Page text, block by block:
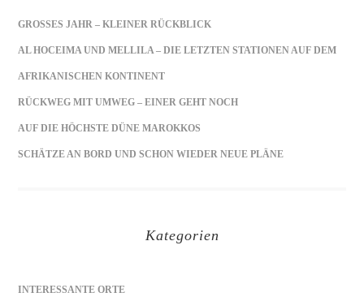
GROSSES JAHR – KLEINER RÜCKBLICK
AL HOCEIMA UND MELLILA – DIE LETZTEN STATIONEN AUF DEM
AFRIKANISCHEN KONTINENT
RÜCKWEG MIT UMWEG – EINER GEHT NOCH
AUF DIE HÖCHSTE DÜNE MAROKKOS
SCHÄTZE AN BORD UND SCHON WIEDER NEUE PLÄNE
Kategorien
INTERESSANTE ORTE